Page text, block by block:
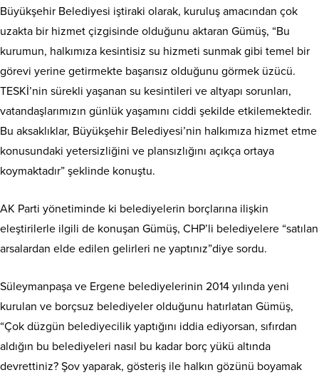
Büyükşehir Belediyesi iştiraki olarak, kuruluş amacından çok
uzakta bir hizmet çizgisinde olduğunu aktaran Gümüş, “Bu
kurumun, halkımıza kesintisiz su hizmeti sunmak gibi temel bir
görevi yerine getirmekte başarısız olduğunu görmek üzücü.
TESKİ’nin sürekli yaşanan su kesintileri ve altyapı sorunları,
vatandaşlarımızın günlük yaşamını ciddi şekilde etkilemektedir.
Bu aksaklıklar, Büyükşehir Belediyesi’nin halkımıza hizmet etme
konusundaki yetersizliğini ve plansızlığını açıkça ortaya
koymaktadır” şeklinde konuştu.
AK Parti yönetiminde ki belediyelerin borçlarına ilişkin
eleştirilerle ilgili de konuşan Gümüş, CHP’li belediyelere “satılan
arsalardan elde edilen gelirleri ne yaptınız”diye sordu.
Süleymanpaşa ve Ergene belediyelerinin 2014 yılında yeni
kurulan ve borçsuz belediyeler olduğunu hatırlatan Gümüş,
“Çok düzgün belediyecilik yaptığını iddia ediyorsan, sıfırdan
aldığın bu belediyeleri nasıl bu kadar borç yükü altında
devrettiniz? Şov yaparak, gösteriş ile halkın gözünü boyamak